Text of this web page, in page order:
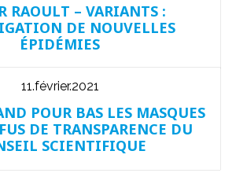
RAOULT – VARIANTS :
DE NOUVELLES
ÉPIDÉMIES
11.février.2021
POUR BAS LES MASQUES
DE TRANSPARENCE DU
SCIENTIFIQUE